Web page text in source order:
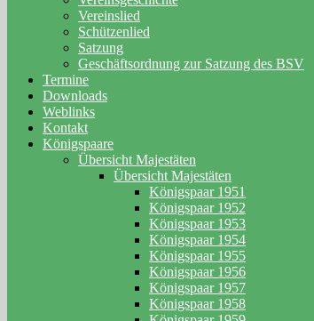
Vereinslied
Schützenlied
Satzung
Geschäftsordnung zur Satzung des BSV
Termine
Downloads
Weblinks
Kontakt
Königspaare
Übersicht Majestäten
Übersicht Majestäten
Königspaar 1951
Königspaar 1952
Königspaar 1953
Königspaar 1954
Königspaar 1955
Königspaar 1956
Königspaar 1957
Königspaar 1958